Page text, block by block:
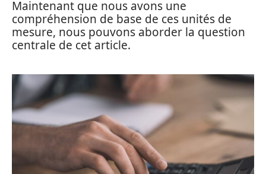
Maintenant que nous avons une
compréhension de base de ces unités de
mesure, nous pouvons aborder la question
centrale de cet article.